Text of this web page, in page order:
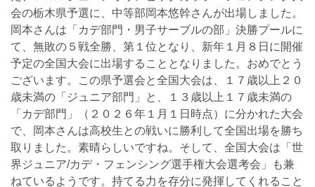
会の栃木県予選に、中等部岡本悠幹さんが出場しました。
岡本さんは「カデ部門・男子サーブルの部」決勝プールに
て、無敗の５戦全勝、第１位となり、新年１月８日に開催
予定の全国大会に出場することとなりました。おめでとう
ございます。この県予選会と全国大会は、１７歳以上２０
歳未満の「ジュニア部門」と、１３歳以上１７歳未満の
「カデ部門」（２０２６年１月１日時点）に分かれた大会
で、岡本さんは高校生との戦いに勝利して全国出場を勝ち
取りました。素晴らしいですね。そして、全国大会は「世
界ジュニア/カデ・フェンシング選手権大会選考会」も兼
ねているようです。持てる力を存分に発揮してくれること